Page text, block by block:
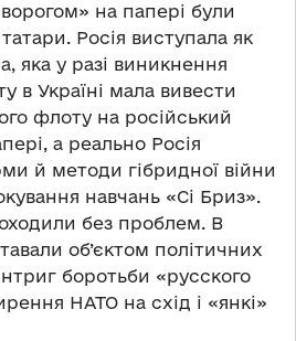
на папері були
Росія виступала як
яка у разі виникнення
в Україні мала вивести
флоту на російський
а реально Росія
й методи гібридної війни
навчань «Сі Бриз».
без проблем. В
об’єктом політичних
боротьби «русского
НАТО на схід і «янкі»